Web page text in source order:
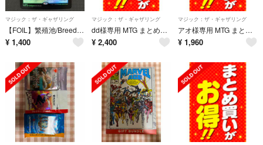
マジック：ザ・ギャザリング
【FOIL】繁殖池/Breeding Pool 日本語 MTG ショックランド
¥ 1,400
マジック：ザ・ギャザリング
dd様専用 MTG まとめ買い
¥ 2,400
マジック：ザ・ギャザリング
アオ様専用 MTG まとめ買い
¥ 1,960